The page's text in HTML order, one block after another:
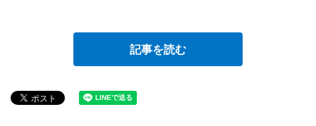
記事を読む